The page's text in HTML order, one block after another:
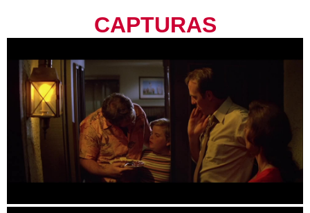
CAPTURAS